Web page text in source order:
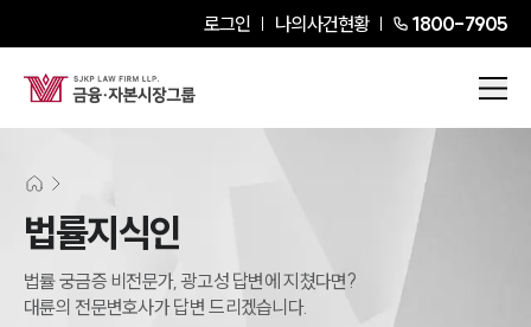
로그인 나의사건현황 1800-7905
법률지식인
법률 궁금증 비전문가, 광고성 답변에 지쳤다면?
대륜의 전문변호사가 답변 드리겠습니다.